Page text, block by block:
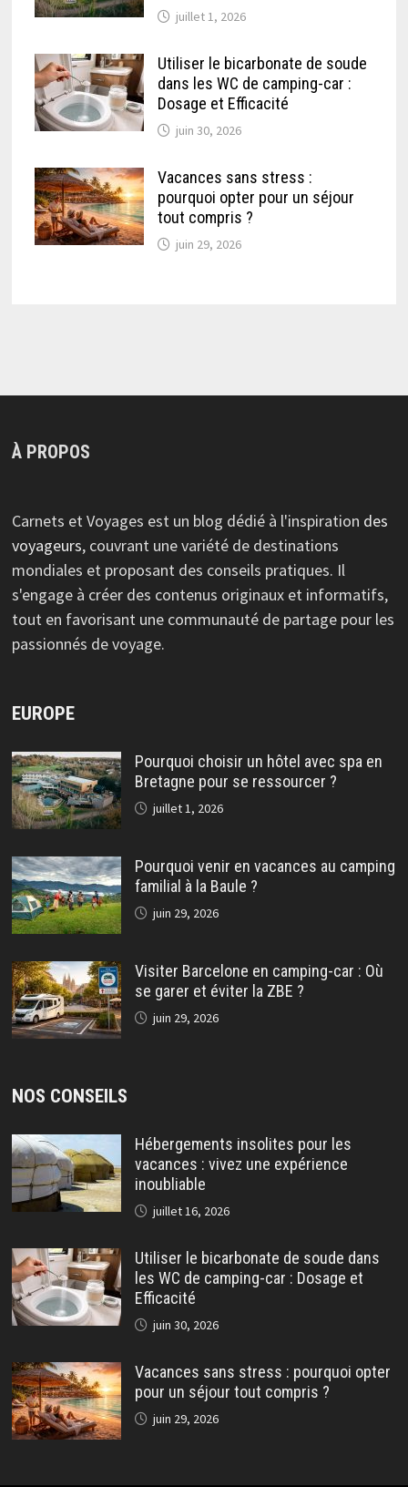
juillet 1, 2026
Utiliser le bicarbonate de soude
dans les WC de camping-car :
Dosage et Efficacité
juin 30, 2026
Vacances sans stress :
pourquoi opter pour un séjour
tout compris ?
juin 29, 2026
À PROPOS
Carnets et Voyages est un blog dédié à l'inspiration des
voyageurs, couvrant une variété de destinations
mondiales et proposant des conseils pratiques. Il
s'engage à créer des contenus originaux et informatifs,
tout en favorisant une communauté de partage pour les
passionnés de voyage.
EUROPE
Pourquoi choisir un hôtel avec spa en
Bretagne pour se ressourcer ?
juillet 1, 2026
Pourquoi venir en vacances au camping
familial à la Baule ?
juin 29, 2026
Visiter Barcelone en camping-car : Où
se garer et éviter la ZBE ?
juin 29, 2026
NOS CONSEILS
Hébergements insolites pour les
vacances : vivez une expérience
inoubliable
juillet 16, 2026
Utiliser le bicarbonate de soude dans
les WC de camping-car : Dosage et
Efficacité
juin 30, 2026
Vacances sans stress : pourquoi opter
pour un séjour tout compris ?
juin 29, 2026